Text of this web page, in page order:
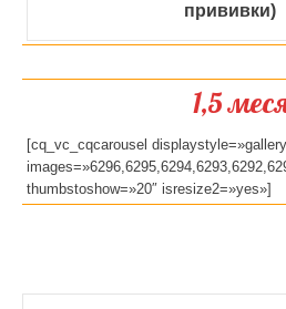
прививки)
1,5
[cq_vc_cqcarousel
thumbstoshow=»20″ isresize2=»yes»]